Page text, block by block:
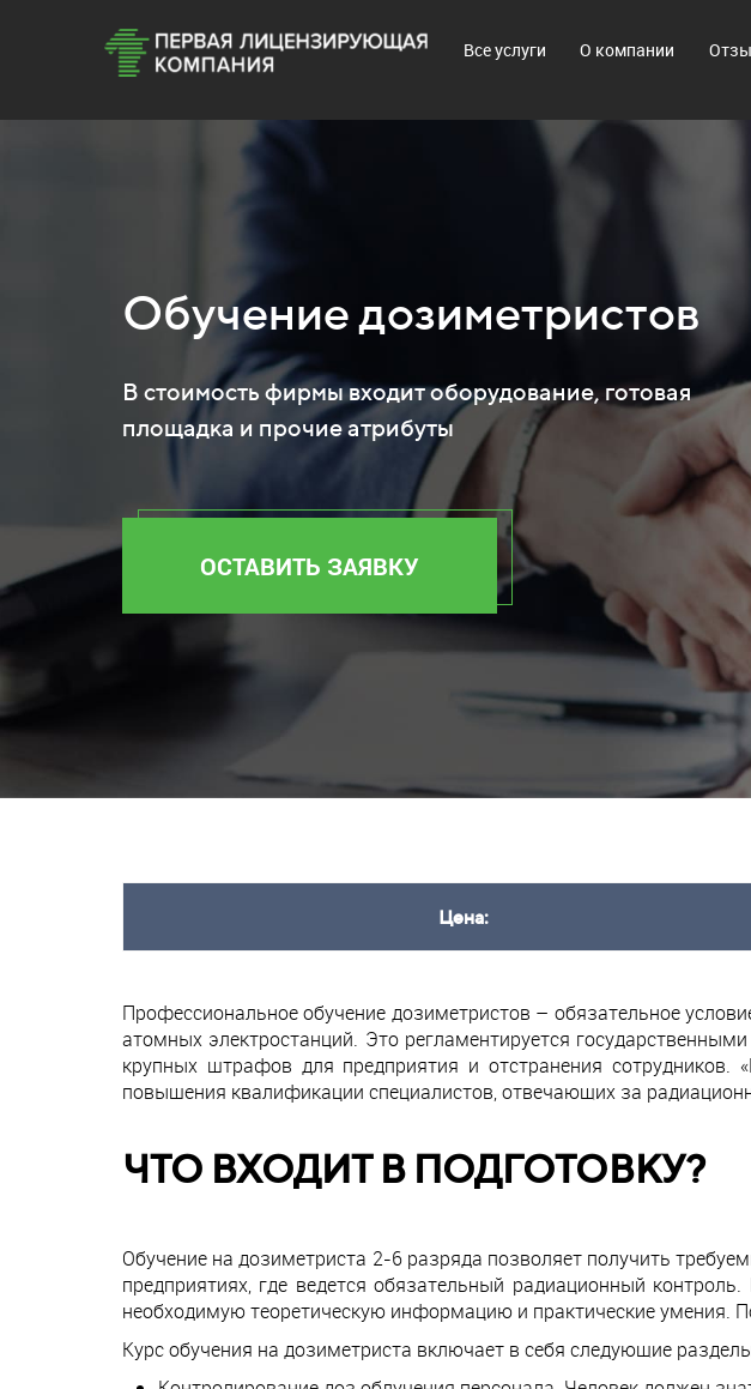
Все услуги О компании
Обучение дозиметристов
В стоимость фирмы входит оборудование, готовая
площадка и прочие атрибуты
ОСТАВИТЬ ЗАЯВКУ
Цена:
Профессиональное обучение дозиметристов – обязательное
атомных электростанций. Это регламентируется
крупных штрафов для предприятия и отстранения сотрудников.
повышения квалификации специалистов, отвечающих за
ЧТО ВХОДИТ В ПОДГОТОВКУ?
Обучение на дозиметриста 2-6 разряда позволяет получить
предприятиях, где ведется обязательный радиационный
необходимую теоретическую информацию и практические умения.
Курс обучения на дозиметриста включает в себя следующие